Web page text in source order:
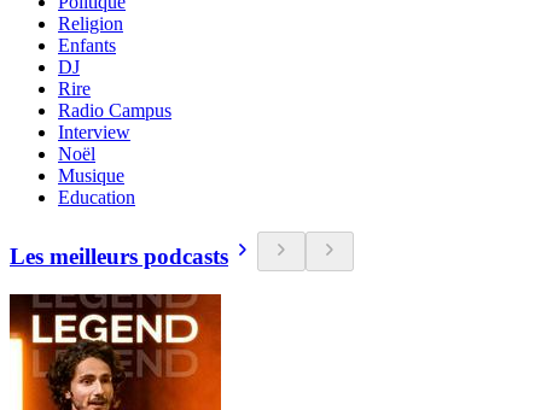
Religion
Enfants
DJ
Rire
Radio Campus
Interview
Noël
Musique
Education
Les meilleurs podcasts